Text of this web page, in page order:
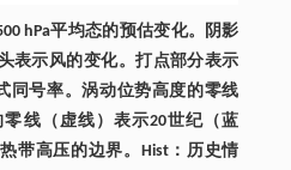
hPa平均态的预估变化。阴影
表示风的变化。打点部分表示
同号率。涡动位势高度的零线
零线（虚线）表示20世纪（蓝
带高压的边界。Hist：历史情